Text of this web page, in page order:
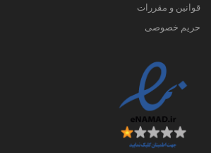
قوانین و مقررات
حریم خصوصی